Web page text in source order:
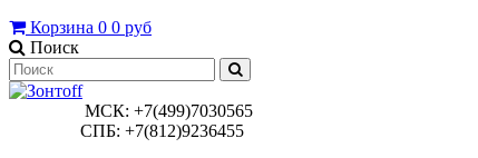
Корзина 0 0 руб
Поиск
МСК: +7(499)7030565
СПБ: +7(812)9236455